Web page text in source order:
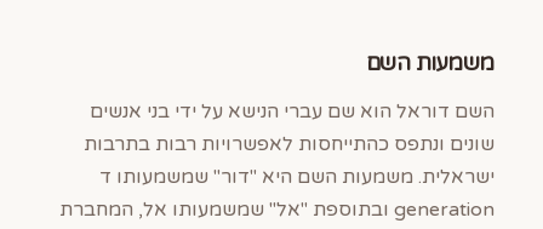
משמעות השם
השם דוראל הוא שם עברי הנישא על ידי בני אנשים
שונים ונתפס כהתייחסות לאפשרויות רבות בתרבות
ישראלית. משמעות השם היא "דור" שמשמעותו ד
generation ובתוספת "אל" שמשמעותו אל, המחברת